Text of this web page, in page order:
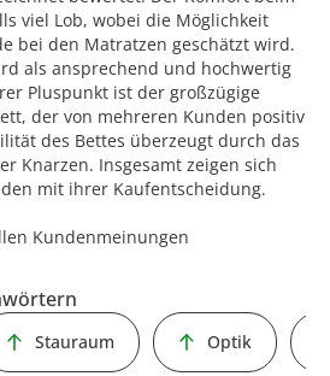
viel Lob, wobei die Möglichkeit
bei den Matratzen geschätzt wird.
als ansprechend und hochwertig
Pluspunkt ist der großzügige
der von mehreren Kunden positiv
des Bettes überzeugt durch das
Knarzen. Insgesamt zeigen sich
mit ihrer Kaufentscheidung.
Kundenmeinungen
Stauraum Optik